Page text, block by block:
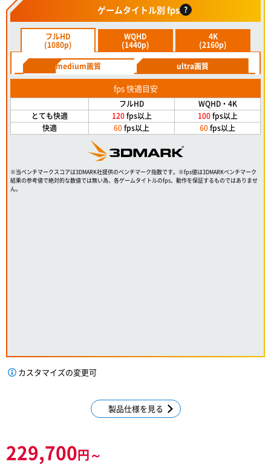
ゲームタイトル別 fps ?
フルHD
(1080p)
WQHD
(1440p)
4K
(2160p)
medium画質
ultra画質
fps 快適目安
フルHD
WQHD・4K
とても快適
120fps以上 100fps以上
快適
60fps以上 60fps以上
※当ベンチマークスコアは3DMARK社提供のベンチマーク指数です。※fps値は3DMARKベンチマーク
結果の参考値で絶対的な数値では無い為、各ゲームタイトルのfps、動作を保証するものではありませ
ん。
カスタマイズの変更可
製品仕様を見る
229,700円～